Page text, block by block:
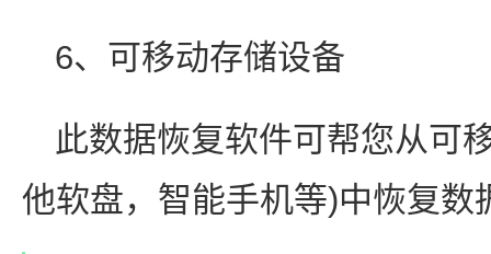
6、可移动存储设备
此数据恢复软件可帮您从可
他软盘，智能手机等)中恢复数